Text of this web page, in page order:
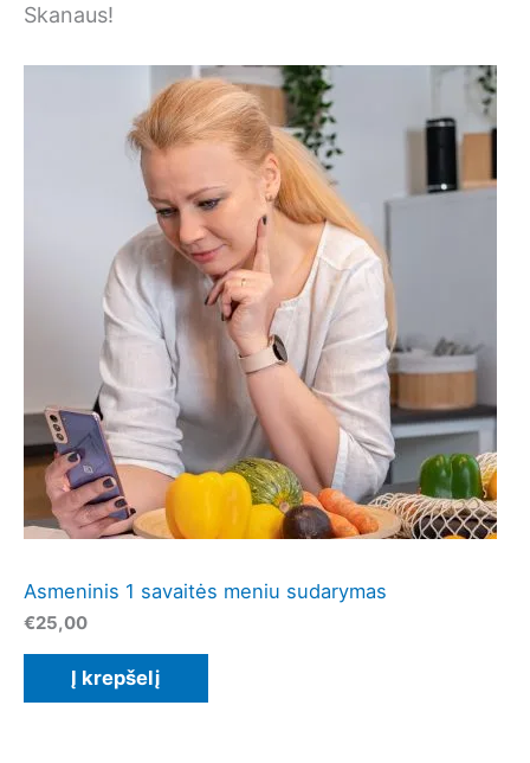
Skanaus!
Asmeninis 1 savaitės meniu sudarymas
€25,00
Į krepšelį